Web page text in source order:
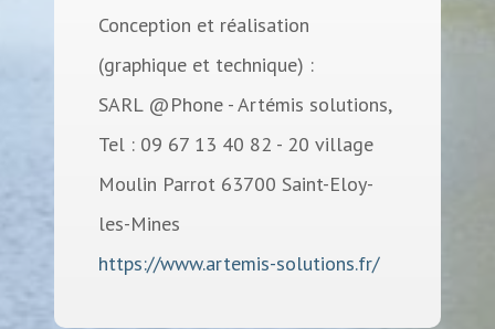
Conception et réalisation
(graphique et technique) :
SARL @Phone - Artémis solutions,
Tel : 09 67 13 40 82 - 20 village
Moulin Parrot 63700 Saint-Eloy-
les-Mines
https://www.artemis-solutions.fr/